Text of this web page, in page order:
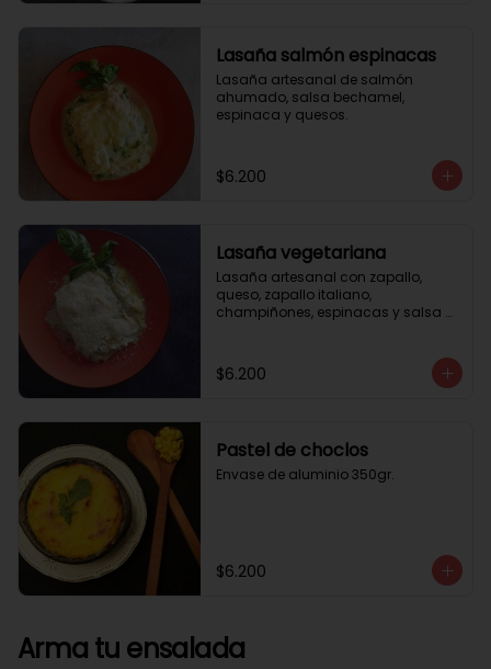
Lasaña salmón espinacas
Lasaña artesanal de salmón
ahumado, salsa bechamel,
espinaca y quesos.
$6.200
Lasaña vegetariana
Lasaña artesanal con zapallo,
queso, zapallo italiano,
champiñones, espinacas y salsa
$6.200
Pastel de choclos
Envase de aluminio 350gr.
$6.200
Arma tu ensalada